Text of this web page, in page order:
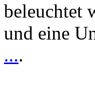
beleuchtet
und eine
....